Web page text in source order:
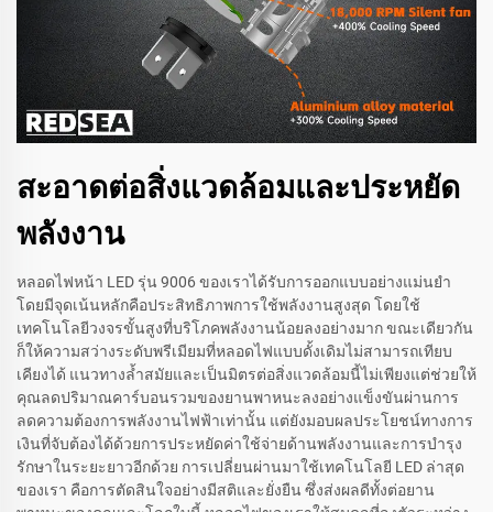
สะอาดต่อสิ่งแวดล้อมและประหยัด
พลังงาน
หลอดไฟหน้า LED รุ่น 9006 ของเราได้รับการออกแบบอย่างแม่นยำ
โดยมีจุดเน้นหลักคือประสิทธิภาพการใช้พลังงานสูงสุด โดยใช้
เทคโนโลยีวงจรขั้นสูงที่บริโภคพลังงานน้อยลงอย่างมาก ขณะเดียวกัน
ก็ให้ความสว่างระดับพรีเมียมที่หลอดไฟแบบดั้งเดิมไม่สามารถเทียบ
เคียงได้ แนวทางล้ำสมัยและเป็นมิตรต่อสิ่งแวดล้อมนี้ไม่เพียงแต่ช่วยให้
คุณลดปริมาณคาร์บอนรวมของยานพาหนะลงอย่างแข็งขันผ่านการ
ลดความต้องการพลังงานไฟฟ้าเท่านั้น แต่ยังมอบผลประโยชน์ทางการ
เงินที่จับต้องได้ด้วยการประหยัดค่าใช้จ่ายด้านพลังงานและการบำรุง
รักษาในระยะยาวอีกด้วย การเปลี่ยนผ่านมาใช้เทคโนโลยี LED ล่าสุด
ของเรา คือการตัดสินใจอย่างมีสติและยั่งยืน ซึ่งส่งผลดีทั้งต่อยาน